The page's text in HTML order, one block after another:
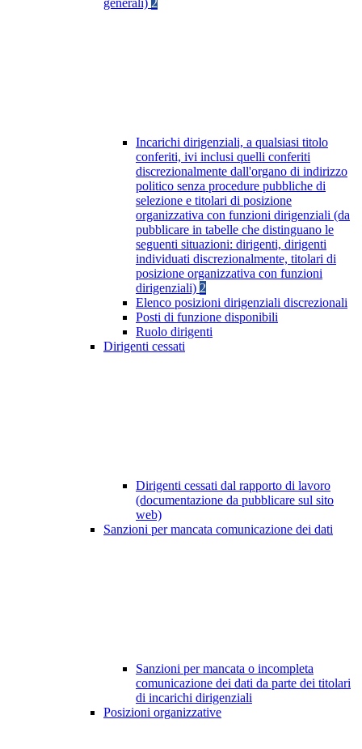
generali) 2
Incarichi dirigenziali, a qualsiasi titolo
conferiti, ivi inclusi quelli conferiti
discrezionalmente dall'organo di indirizzo
politico senza procedure pubbliche di
selezione e titolari di posizione
organizzativa con funzioni dirigenziali (da
pubblicare in tabelle che distinguano le
seguenti situazioni: dirigenti, dirigenti
individuati discrezionalmente, titolari di
posizione organizzativa con funzioni
dirigenziali) 2
Elenco posizioni dirigenziali discrezionali
Posti di funzione disponibili
Ruolo dirigenti
Dirigenti cessati
Dirigenti cessati dal rapporto di lavoro
(documentazione da pubblicare sul sito
web)
Sanzioni per mancata comunicazione dei dati
Sanzioni per mancata o incompleta
comunicazione dei dati da parte dei titolari
di incarichi dirigenziali
Posizioni organizzative